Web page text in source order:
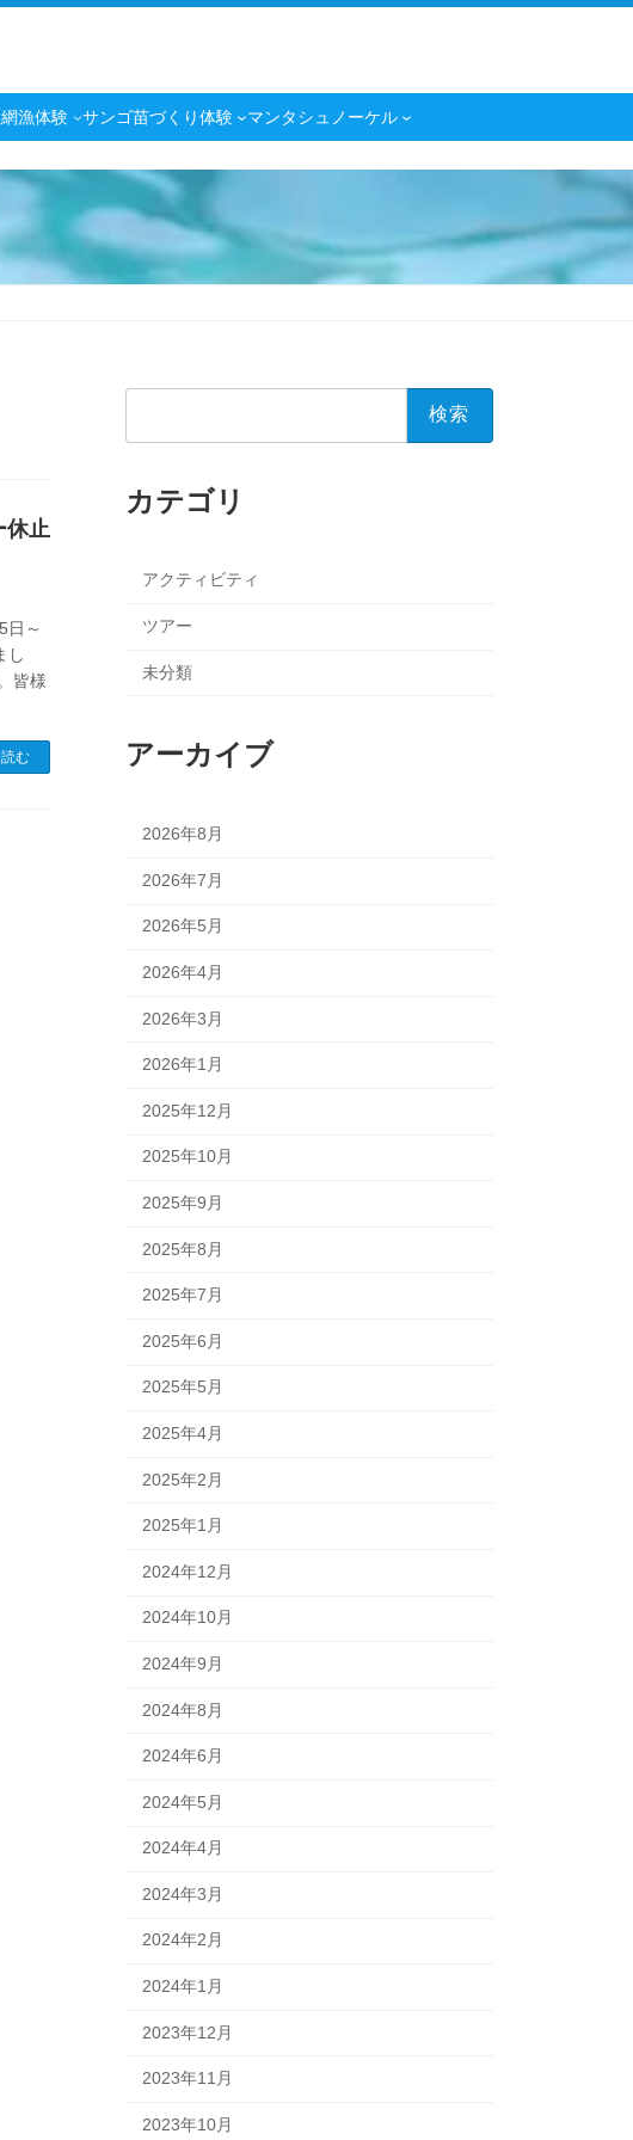
漁体験 サンゴ苗づくり体験 マンタシュノーケル
休止
日～
し
皆様
む
カテゴリ
アクティビティ
ツアー
未分類
アーカイブ
2026年8月
2026年7月
2026年5月
2026年4月
2026年3月
2026年1月
2025年12月
2025年10月
2025年9月
2025年8月
2025年7月
2025年6月
2025年5月
2025年4月
2025年2月
2025年1月
2024年12月
2024年10月
2024年9月
2024年8月
2024年6月
2024年5月
2024年4月
2024年3月
2024年2月
2024年1月
2023年12月
2023年11月
2023年10月